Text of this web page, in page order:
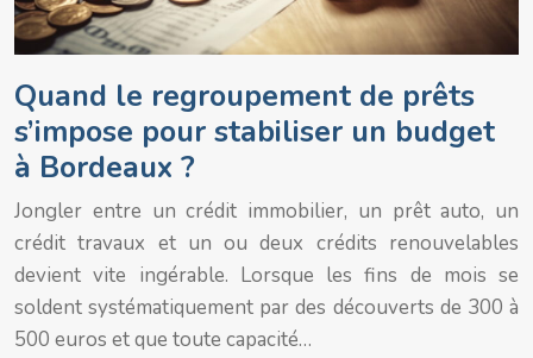
Quand le regroupement de prêts
s’impose pour stabiliser un budget
à Bordeaux ?
Jongler entre un crédit immobilier, un prêt auto, un
crédit travaux et un ou deux crédits renouvelables
devient vite ingérable. Lorsque les fins de mois se
soldent systématiquement par des découverts de 300 à
500 euros et que toute capacité…